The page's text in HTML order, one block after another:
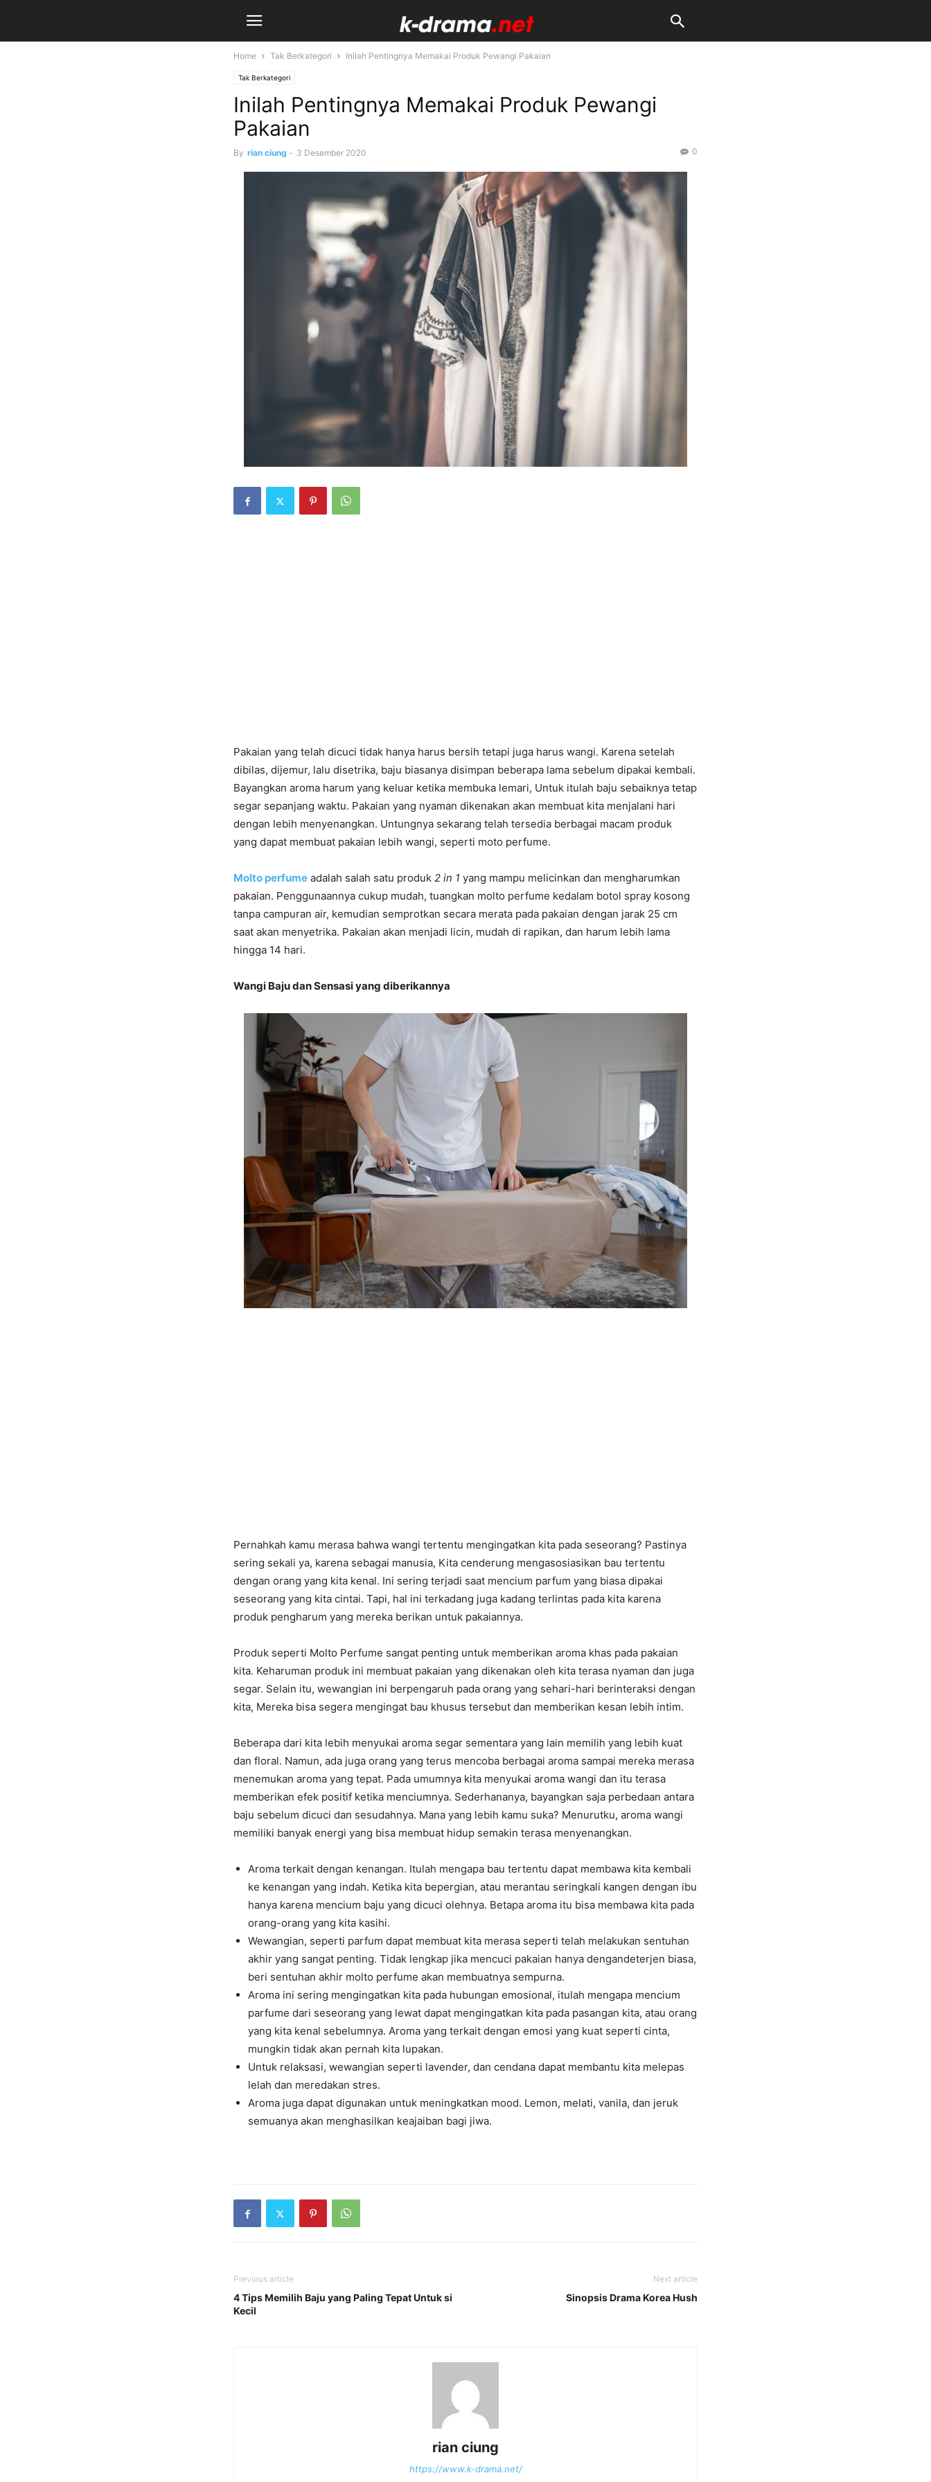
Home Tak Berkategori Inilah Pentingnya Memakai Produk Pewangi Pakaian
Tak Berkategori
Inilah Pentingnya Memakai Produk Pewangi
Pakaian
By rian ciung - 3 Desember 2020 0
Pakaian yang telah dicuci tidak hanya harus bersih tetapi juga harus wangi. Karena setelah
dibilas, dijemur, lalu disetrika, baju biasanya disimpan beberapa lama sebelum dipakai kembali.
Bayangkan aroma harum yang keluar ketika membuka lemari, Untuk itulah baju sebaiknya tetap
segar sepanjang waktu. Pakaian yang nyaman dikenakan akan membuat kita menjalani hari
dengan lebih menyenangkan. Untungnya sekarang telah tersedia berbagai macam produk
yang dapat membuat pakaian lebih wangi, seperti moto perfume.
Molto perfume adalah salah satu produk 2 in 1 yang mampu melicinkan dan mengharumkan
pakaian. Penggunaannya cukup mudah, tuangkan molto perfume kedalam botol spray kosong
tanpa campuran air, kemudian semprotkan secara merata pada pakaian dengan jarak 25 cm
saat akan menyetrika. Pakaian akan menjadi licin, mudah di rapikan, dan harum lebih lama
hingga 14 hari.
Wangi Baju dan Sensasi yang diberikannya
Pernahkah kamu merasa bahwa wangi tertentu mengingatkan kita pada seseorang? Pastinya
sering sekali ya, karena sebagai manusia, Kita cenderung mengasosiasikan bau tertentu
dengan orang yang kita kenal. Ini sering terjadi saat mencium parfum yang biasa dipakai
seseorang yang kita cintai. Tapi, hal ini terkadang juga kadang terlintas pada kita karena
produk pengharum yang mereka berikan untuk pakaiannya.
Produk seperti Molto Perfume sangat penting untuk memberikan aroma khas pada pakaian
kita. Keharuman produk ini membuat pakaian yang dikenakan oleh kita terasa nyaman dan juga
segar. Selain itu, wewangian ini berpengaruh pada orang yang sehari-hari berinteraksi dengan
kita, Mereka bisa segera mengingat bau khusus tersebut dan memberikan kesan lebih intim.
Beberapa dari kita lebih menyukai aroma segar sementara yang lain memilih yang lebih kuat
dan floral. Namun, ada juga orang yang terus mencoba berbagai aroma sampai mereka merasa
menemukan aroma yang tepat. Pada umumnya kita menyukai aroma wangi dan itu terasa
memberikan efek positif ketika menciumnya. Sederhananya, bayangkan saja perbedaan antara
baju sebelum dicuci dan sesudahnya. Mana yang lebih kamu suka? Menurutku, aroma wangi
memiliki banyak energi yang bisa membuat hidup semakin terasa menyenangkan.
Aroma terkait dengan kenangan. Itulah mengapa bau tertentu dapat membawa kita kembali
ke kenangan yang indah. Ketika kita bepergian, atau merantau seringkali kangen dengan ibu
hanya karena mencium baju yang dicuci olehnya. Betapa aroma itu bisa membawa kita pada
orang-orang yang kita kasihi.
Wewangian, seperti parfum dapat membuat kita merasa seperti telah melakukan sentuhan
akhir yang sangat penting. Tidak lengkap jika mencuci pakaian hanya dengandeterjen biasa,
beri sentuhan akhir molto perfume akan membuatnya sempurna.
Aroma ini sering mengingatkan kita pada hubungan emosional, itulah mengapa mencium
parfume dari seseorang yang lewat dapat mengingatkan kita pada pasangan kita, atau orang
yang kita kenal sebelumnya. Aroma yang terkait dengan emosi yang kuat seperti cinta,
mungkin tidak akan pernah kita lupakan.
Untuk relaksasi, wewangian seperti lavender, dan cendana dapat membantu kita melepas
lelah dan meredakan stres.
Aroma juga dapat digunakan untuk meningkatkan mood. Lemon, melati, vanila, dan jeruk
semuanya akan menghasilkan keajaiban bagi jiwa.
Previous article
4 Tips Memilih Baju yang Paling Tepat Untuk si
Kecil
Next article
Sinopsis Drama Korea Hush
rian ciung
https://www.k-drama.net/